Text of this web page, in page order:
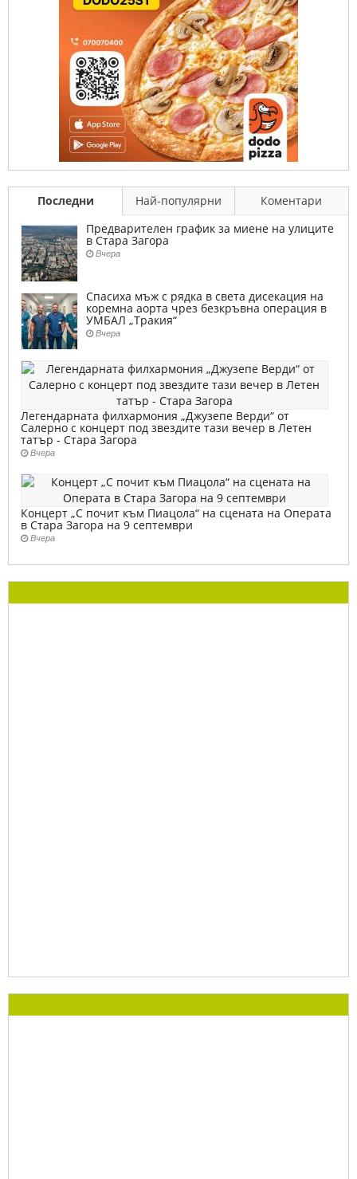
Последни Най-популярни
Коментари
Предварителен график за миене на улиците
в Стара Загора
Вчера
Спасиха мъж с рядка в света дисекация на
коремна аорта чрез безкръвна операция в
УМБАЛ „Тракия“
Вчера
Легендарната филхармония „Джузепе Верди“ от
Салерно с концерт под звездите тази вечер в Летен
татър - Стара Загора
Вчера
Концерт „С почит към Пиацола“ на сцената на Операта
в Стара Загора на 9 септември
Вчера